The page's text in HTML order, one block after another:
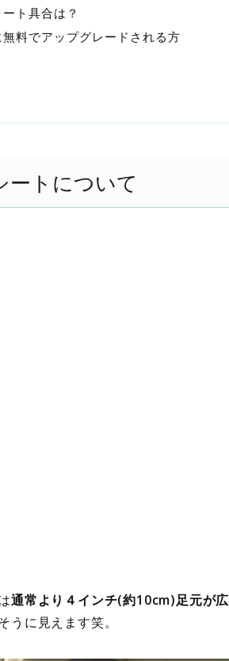
ト具合は？
料でアップグレードされる方
ートについて
通常より４インチ(約10cm)足元が広
うに見えます笑。